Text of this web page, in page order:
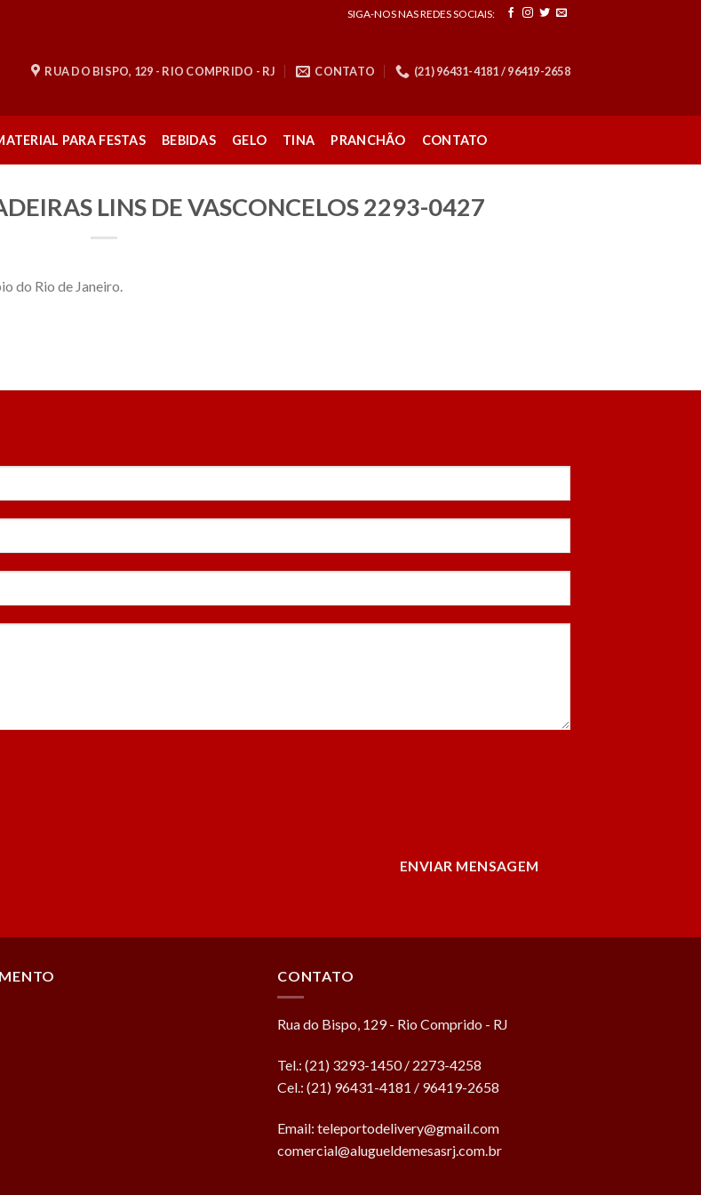
SIGA-NOS NAS REDES SOCIAIS:
RUA DO BISPO, 129 - RIO COMPRIDO - RJ CONTATO (21) 96431-4181 / 96419-2658
PARA FESTAS BEBIDAS GELO TINA PRANCHÃO CONTATO
LINS DE VASCONCELOS 2293-0427
do Rio de Janeiro.
ENVIAR MENSAGEM
CONTATO
Rua do Bispo, 129 - Rio Comprido - RJ
Tel.: (21) 3293-1450 / 2273-4258
Cel.: (21) 96431-4181 / 96419-2658
Email: teleportodelivery@gmail.com
comercial@alugueldemesasrj.com.br